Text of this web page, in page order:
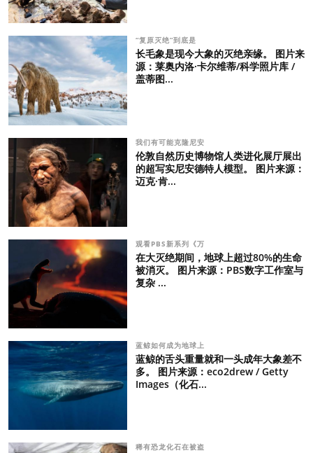
“复原灭绝”到底是
长毛象是现今大象的灭绝亲缘。 图片来
源：莱奥内洛·卡尔维蒂/科学照片库 /
盖蒂图...
我们有可能克隆尼安
伦敦自然历史博物馆人类进化展厅展出
的超写实尼安德特人模型。 图片来源：
迈克·肯...
观看PBS新系列《万
在大灭绝期间，地球上超过80%的生命
被消灭。 图片来源：PBS数字工作室与
复杂 ...
蓝鲸如何成为地球上
蓝鲸的舌头重量就和一头成年大象差不
多。 图片来源：eco2drew / Getty
Images（化石...
稀有恐龙化石在被盗